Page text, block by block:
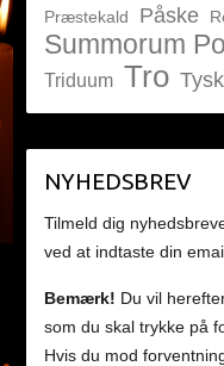
Præstekald Påske
Summorum
Triduum Tro
NYHEDSBREV
Tilmeld dig
ved at indtaste din
Bemærk! Du vil
som du skal trykke på
Hvis du mod